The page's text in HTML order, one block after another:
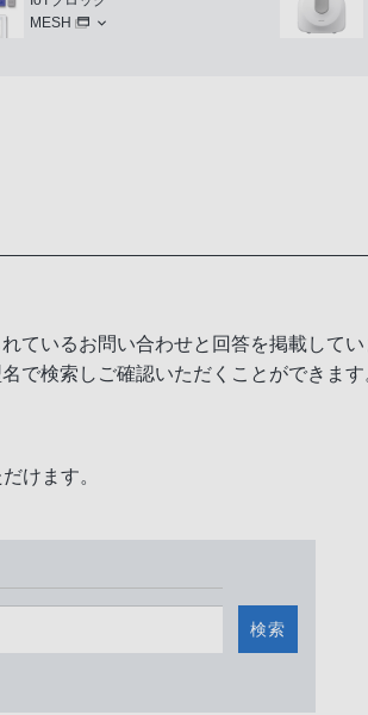
MESH
ているお問い合わせと回答を掲載してい
で検索しご確認いただくことができます
けます。
検索